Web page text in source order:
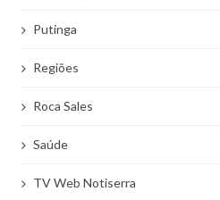
Putinga
Regiões
Roca Sales
Saúde
TV Web Notiserra